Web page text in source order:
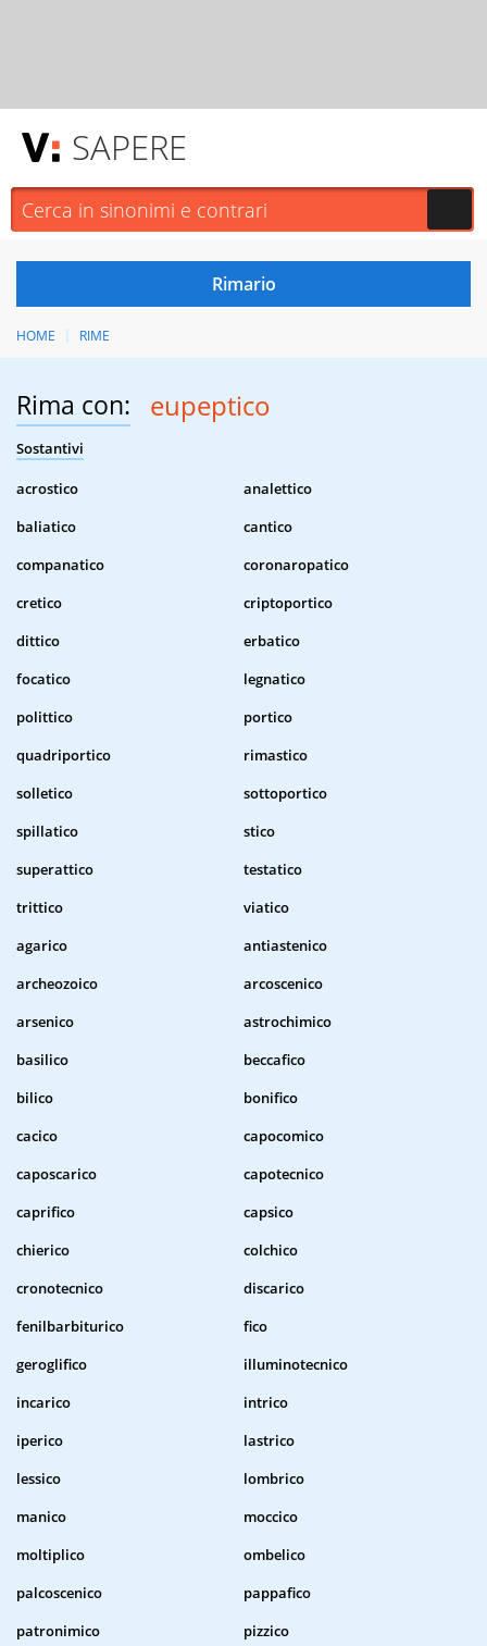
SAPERE
HOME RIME
Rima con: eupeptico
Sostantivi
acrostico
analettico
baliatico
cantico
companatico
coronaropatico
cretico
criptoportico
dittico
erbatico
focatico
legnatico
polittico
portico
quadriportico
rimastico
solletico
sottoportico
spillatico
stico
superattico
testatico
trittico
viatico
agarico
antiastenico
archeozoico
arcoscenico
arsenico
astrochimico
basilico
beccafico
bilico
bonifico
cacico
capocomico
caposcarico
capotecnico
caprifico
capsico
chierico
colchico
cronotecnico
discarico
fenilbarbiturico
fico
geroglifico
illuminotecnico
incarico
intrico
iperico
lastrico
lessico
lombrico
manico
moccico
moltiplico
ombelico
palcoscenico
pappafico
patronimico
pizzico